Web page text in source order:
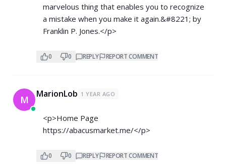
marvelous thing that enables you to recognize
a mistake when you make it again.&#8221; by
Franklin P. Jones.</p>
0 0 REPLY REPORT COMMENT
M MarionLob 1 YEAR AGO
<p>Home Page
https://abacusmarket.me/</p>
0 0 REPLY REPORT COMMENT